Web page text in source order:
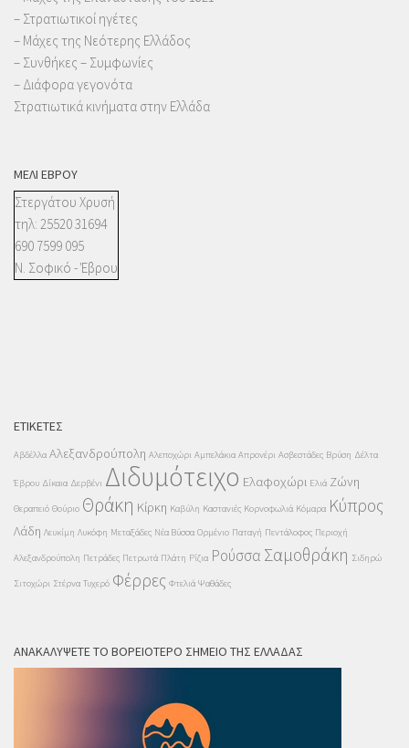
– Στρατιωτικοί ηγέτες
– Μάχες της Νεότερης Ελλάδος
– Συνθήκες – Συμφωνίες
– Διάφορα γεγονότα
Στρατιωτικά κινήματα στην Ελλάδα
ΜΈΛΙ ΈΒΡΟΥ
Στεργάτου Χρυσή
τηλ: 25520 31694
690 7599 095
Ν. Σοφικό - Έβρου
ΕΤΙΚΈΤΕΣ
Αβδέλλα Αλεξανδρούπολη Αλεποχώρι Αμπελάκια Απρονέρι Ασβεστάδες Βρύση Δέλτα
Έβρου Δίκαια Δερβένι Διδυμότειχο Ελαφοχώρι Ελιά Ζώνη
Θεραπειό Θούριο Θράκη Κίρκη Καβύλη Καστανιές Κορνοφωλιά Κόμαρα Κύπρος
Λάδη Λευκίμη Λυκόφη Μεταξάδες Νέα Βύσσα Ορμένιο Παταγή Πεντάλοφος Περιοχή
Αλεξανδρούπολη Πετράδες Πετρωτά Πλάτη Ρίζια Ρούσσα Σαμοθράκη Σιδηρώ
Σιτοχώρι Στέρνα Τυχερό Φέρρες Φτελιά Ψαθάδες
ΑΝΑΚΑΛΎΨΕΤΕ ΤΟ ΒΟΡΕΙΌΤΕΡΟ ΣΗΜΕΊΟ ΤΗΣ ΕΛΛΆΔΑΣ